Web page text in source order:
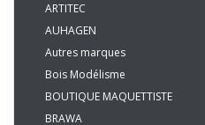
ARTITEC
AUHAGEN
Autres marques
Bois Modélisme
BOUTIQUE MAQUETTISTE
BRAWA